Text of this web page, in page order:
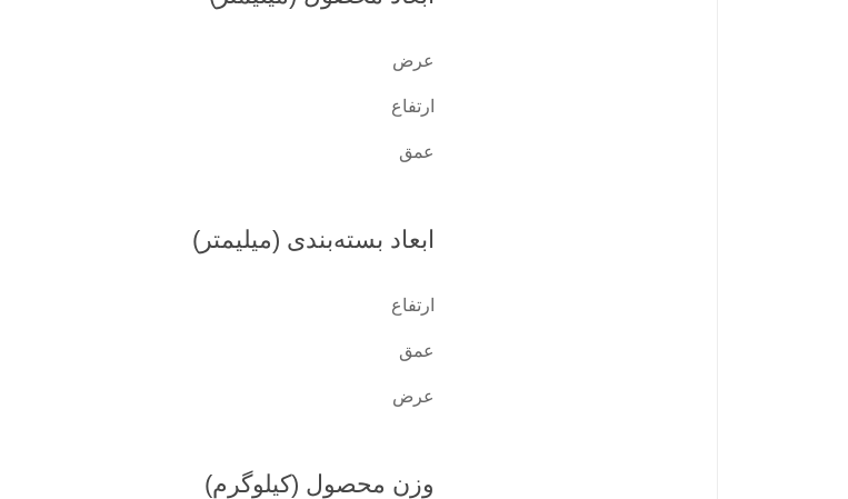
عرض
ارتفاع
عمق
ابعاد بسته‌بندی (میلیمتر)
ارتفاع
عمق
عرض
وزن محصول (کیلوگرم)